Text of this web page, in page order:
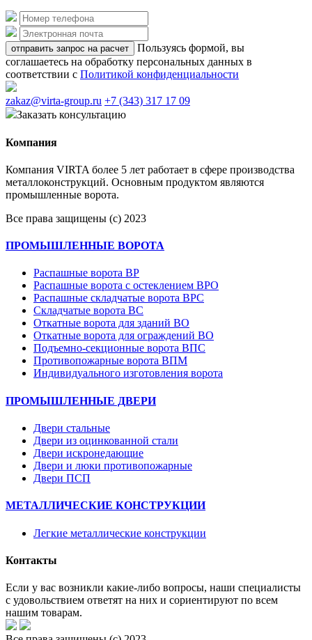
отправить запрос на расчет
Пользуясь формой, вы
соглашаетесь на обработку персональных данных в
соответствии с Политикой конфиденциальности
zakaz@virta-group.ru +7 (343) 317 17 09
Заказать консультацию
Компания
Компания VIRTA более 5 лет работает в сфере производства
металлоконструкций. Основным продуктом являются
промышленные ворота.
Все права защищены (с) 2023
ПРОМЫШЛЕННЫЕ ВОРОТА
Распашные ворота ВР
Распашные ворота с остеклением ВРО
Распашные складчатые ворота ВРС
Складчатые ворота ВС
Откатные ворота для зданий ВО
Откатные ворота для ограждений ВО
Подъемно-секционные ворота ВПС
Противопожарные ворота ВПМ
Индивидуального изготовления ворота
ПРОМЫШЛЕННЫЕ ДВЕРИ
Двери стальные
Двери из оцинкованной стали
Двери искронедающие
Двери и люки противопожарные
Двери ПСП
МЕТАЛЛИЧЕСКИЕ КОНСТРУКЦИИ
Легкие металлические конструкции
Контакты
Если у вас возникли какие-либо вопросы, наши специалисты
с удовольствием ответят на них и сориентируют по всем
нашим товарам.